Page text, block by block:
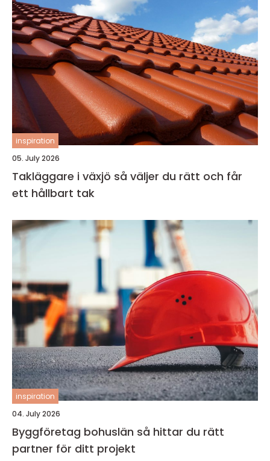
inspiration
05. July 2026
Takläggare i växjö så väljer du rätt och får
ett hållbart tak
inspiration
04. July 2026
Byggföretag bohuslän så hittar du rätt
partner för ditt projekt